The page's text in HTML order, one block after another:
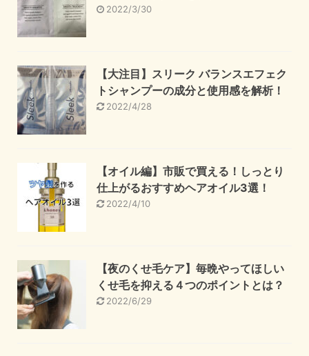
2022/3/30
【大注目】スリーク バランスエフェク
トシャンプーの成分と使用感を解析！
2022/4/28
【オイル編】市販で買える！しっとり
仕上がるおすすめヘアオイル3選！
2022/4/10
【夜のくせ毛ケア】毎晩やってほしい
くせ毛を抑える４つのポイントとは？
2022/6/29